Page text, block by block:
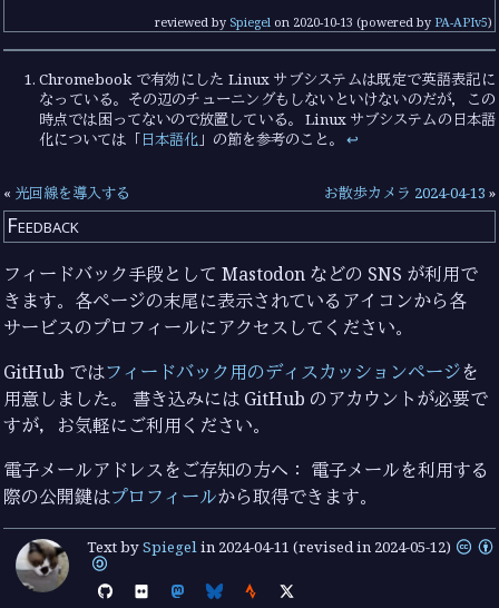
reviewed by Spiegel on 2020-10-13 (powered by PA-APIv5)
Chromebook で有効にした Linux サブシステムは既定で英語表記に
なっている。その辺のチューニングもしないといけないのだが，この
時点では困ってないので放置している。 Linux サブシステムの日本語
化については「日本語化 」の節を参考のこと。↩︎
« 光回線を導入する お散歩カメラ 2024-04-13 »
Feedback
フィードバック手段として Mastodon などの SNS が利用で
きます。各ページの末尾に表示されているアイコンから各
サービスのプロフィールにアクセスしてください。
GitHub ではフィードバック用のディスカッションページを
用意しました。 書き込みには GitHub のアカウントが必要で
すが，お気軽にご利用ください。
電子メールアドレスをご存知の方へ： 電子メールを利用する
際の公開鍵はプロフィールから取得できます。
Text bySpiegelin 2024-04-11 (revised in 2024-05-12)